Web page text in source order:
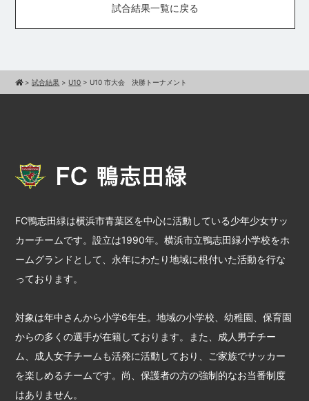
試合結果一覧に戻る
>試合結果 > U10 > U10 市大会 決勝トーナメント
FC鴨志田緑は横浜市青葉区を中心に活動している少年少女サッ
カーチームです。設立は1990年。横浜市立鴨志田緑小学校をホ
ームグランドとして、永年にわたり地域に根付いた活動を行な
っております。
対象は年中さんから小学6年生。地域の小学校、幼稚園、保育園
からの多くの選手が在籍しております。また、成人男子チー
ム、成人女子チームも活発に活動しており、ご家族でサッカー
を楽しめるチームです。尚、保護者の方の強制的なお当番制度
はありません。